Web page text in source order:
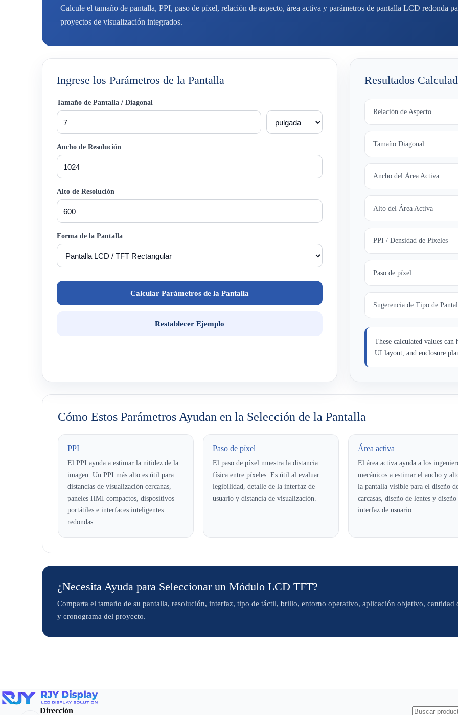
Calcule el tamaño de pantalla, PPI, paso de píxel, relación de aspecto, área activa y parámetros de pantalla LCD redonda
proyectos de visualización integrados.
Ingrese los Parámetros de la Pantalla
Tamaño de Pantalla / Diagonal
Ancho de Resolución
Alto de Resolución
Forma de la Pantalla
Calcular Parámetros de la Pantalla
Restablecer Ejemplo
Resultados
Relación de Aspecto
Tamaño Diagonal
Ancho del Área Activa
Alto del Área Activa
PPI / Densidad de Píxeles
Paso de píxel
Sugerencia de Tipo de
These calculated values can
UI layout, and enclosure
Cómo Estos Parámetros Ayudan en la Selección de la Pantalla
PPI
El PPI ayuda a estimar la nitidez de la
imagen. Un PPI más alto es útil para
distancias de visualización cercanas,
paneles HMI compactos, dispositivos
portátiles e interfaces inteligentes
redondas.
Paso de píxel
El paso de píxel muestra la distancia
física entre píxeles. Es útil al evaluar
legibilidad, detalle de la interfaz de
usuario y distancia de visualización.
Área activa
El área activa ayuda a los
mecánicos a estimar el ancho y
la pantalla visible para el diseño
carcasas, diseño de lentes y
interfaz de usuario.
¿Necesita Ayuda para Seleccionar un Módulo LCD TFT?
Comparta el tamaño de su pantalla, resolución, interfaz, tipo de táctil, brillo, entorno operativo, aplicación objetivo, cantidad
y cronograma del proyecto.
Dirección